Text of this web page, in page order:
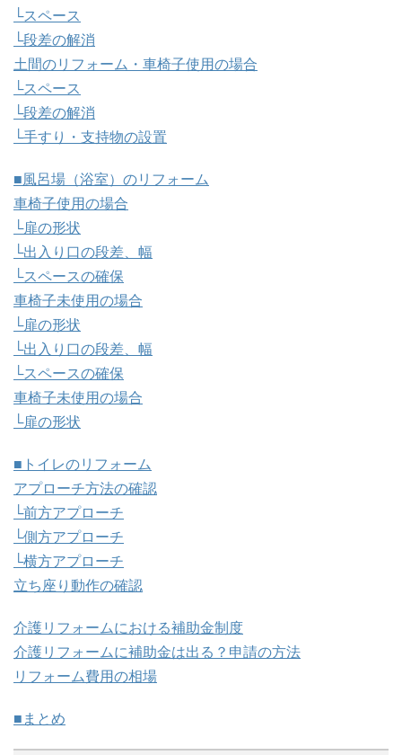
└スペース
└段差の解消
土間のリフォーム・車椅子使用の場合
└スペース
└段差の解消
└手すり・支持物の設置
■風呂場（浴室）のリフォーム
車椅子使用の場合
└扉の形状
└出入り口の段差、幅
└スペースの確保
車椅子未使用の場合
└扉の形状
└出入り口の段差、幅
└スペースの確保
車椅子未使用の場合
└扉の形状
■トイレのリフォーム
アプローチ方法の確認
└前方アプローチ
└側方アプローチ
└横方アプローチ
立ち座り動作の確認
介護リフォームにおける補助金制度
介護リフォームに補助金は出る？申請の方法
リフォーム費用の相場
■まとめ